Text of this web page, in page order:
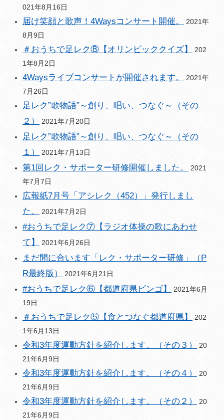
021年8月16日
届け笑顔と歌声！4Waysコンサート開催。
2021年
8月9日
＃おうちで足レク⑧【オリンピッククイズ】
202
1年8月2日
4Waysライブコンサートが開催されます。
2021年
7月26日
足レク”歌物語”～創り、唱い、つなぐ～（その
２）
2021年7月20日
足レク”歌物語”～創り、唱い、つなぐ～（その
１）
2021年7月13日
第1回レク・サポーター研修開催しました。
2021
年7月7日
広報紙7月号「アシレク（452）」発行しまし
た。
2021年7月2日
#おうちで足レク⑦【ラジオ体操の歌にあわせ
て】
2021年6月26日
まだ間に合います「レク・サポーター研修」（P
R最終版）
2021年6月21日
#おうちで足レク⑥【都道府県ビンゴ】
2021年6月
19日
＃おうちで足レク⑤【食とつなぐ都道府県】
202
1年6月13日
令和3年度運動方針を紹介します。（その３）
20
21年6月9日
令和3年度運動方針を紹介します。（その４）
20
21年6月9日
令和3年度運動方針を紹介します。（その２）
20
21年6月9日